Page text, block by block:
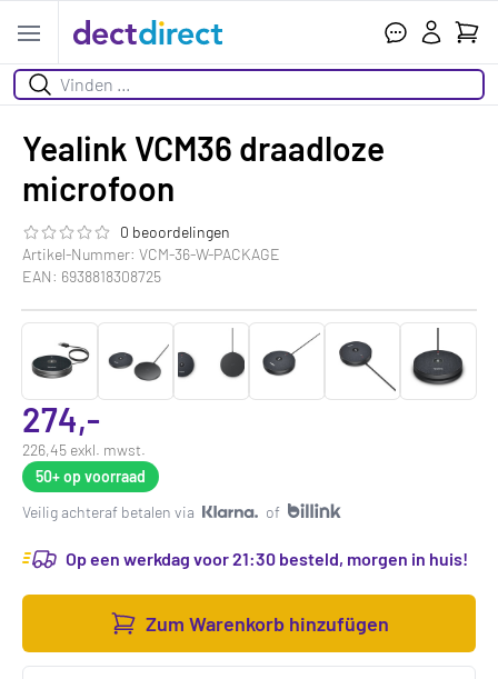
Open menu
Suchen
Ihr
Yealink VCM36 draadloze
microfoon
Die Bewertung dieses Produkts ist
0 beoordelingen
Artikel-Nummer: VCM-36-W-PACKAGE
EAN: 6938818308725
274,-
226,45 exkl. mwst.
50+op voorraad
Veilig achteraf betalen via
of
Op een werkdag voor 21:30 besteld, morgen in huis!
Zum Warenkorb hinzufügen